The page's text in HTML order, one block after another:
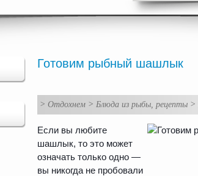
Готовим рыбный шашлык
> Отдохнем > Блюда из рыбы, рецепты >
Если вы любите
шашлык, то это может
означать только одно —
вы никогда не пробовали